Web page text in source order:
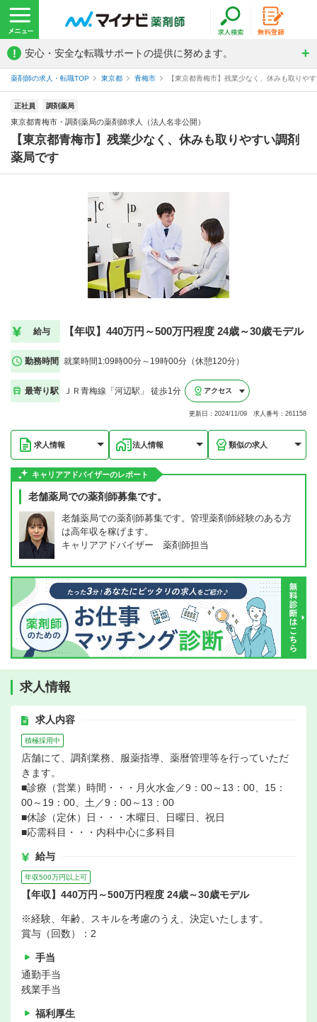
! 安心・安全な転職サポートの提供に努めます。
薬剤師の求人・転職TOP 東京都 青梅市 【東京都青梅市】残業少なく、休みも取りや
正社員 調剤薬局
東京都青梅市・調剤薬局の薬剤師求人（法人名非公開）
【東京都青梅市】残業少なく、休みも取りやすい調剤
薬局です
給与 【年収】440万円～500万円程度 24歳～30歳モデル
勤務時間 就業時間1:09時00分～19時00分（休憩120分）
最寄り駅 ＪＲ青梅線「河辺駅」 徒歩1分 アクセス
更新日：2024/11/09 求人番号：261158
求人情報 法人情報 類似の求人
キャリアアドバイザーのレポート
老舗薬局での薬剤師募集です。
老舗薬局での薬剤師募集です。管理薬剤師経験のある方
は高年収を稼げます。
キャリアアドバイザー 薬剤師担当
求人情報
求人内容
積極採用中
店舗にて、調剤業務、服薬指導、薬暦管理等を行っていただ
きます。
■診療（営業）時間・・・月火水金／9：00～13：00、15：
00～19：00、土／9：00～13：00
■休診（定休）日・・・木曜日、日曜日、祝日
■応需科目・・・内科中心に多科目
給与
年収500万円以上可
【年収】440万円～500万円程度 24歳～30歳モデル
※経験、年齢、スキルを考慮のうえ、決定いたします。
賞与（回数）：2
手当
通勤手当
残業手当
福利厚生